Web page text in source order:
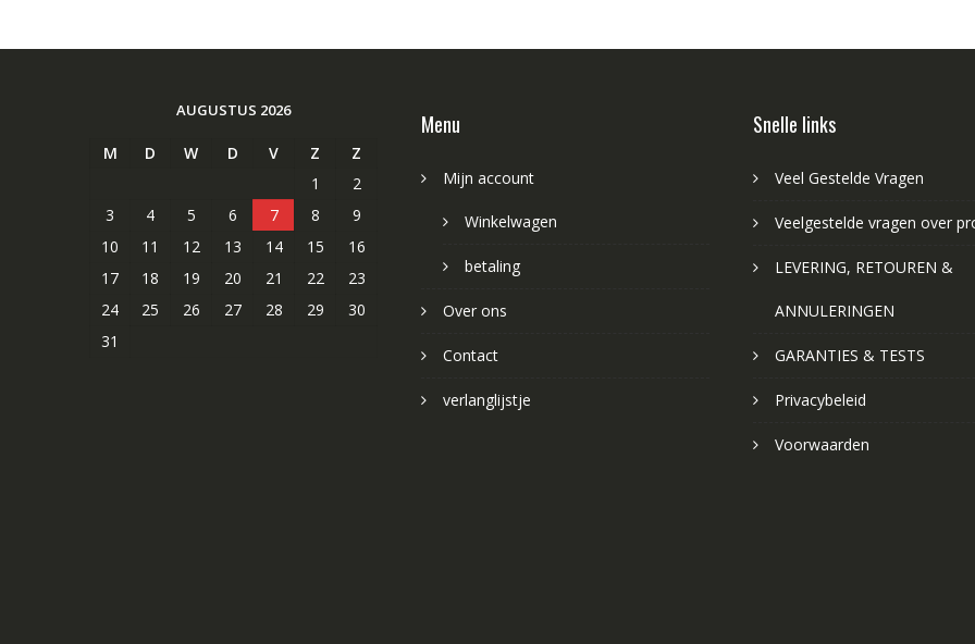
AUGUSTUS 2026
M D W D V Z
Z
1
2
3
4 5 6 7 8
9
10
11 12 13 14 15
16
17
18 19 20 21 22
23
24
25 26 27 28 29
30
31
Menu
Mijn account
Winkelwagen
betaling
Over ons
Contact
verlanglijstje
Snelle links
Veel Gestelde Vragen
Veelgestelde vragen over
LEVERING, RETOUREN &
ANNULERINGEN
GARANTIES & TESTS
Privacybeleid
Voorwaarden